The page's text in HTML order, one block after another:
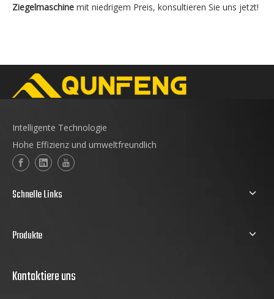
Ziegelmaschine mit niedrigem Preis, konsultieren Sie uns jetzt!
Intelligente Technologie
Hohe Effizienz und umweltfreundlich
Schnelle Links
Produkte
Kontaktiere uns